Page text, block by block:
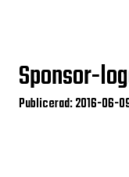
Sponsor-
Publicerad: 2016-06-